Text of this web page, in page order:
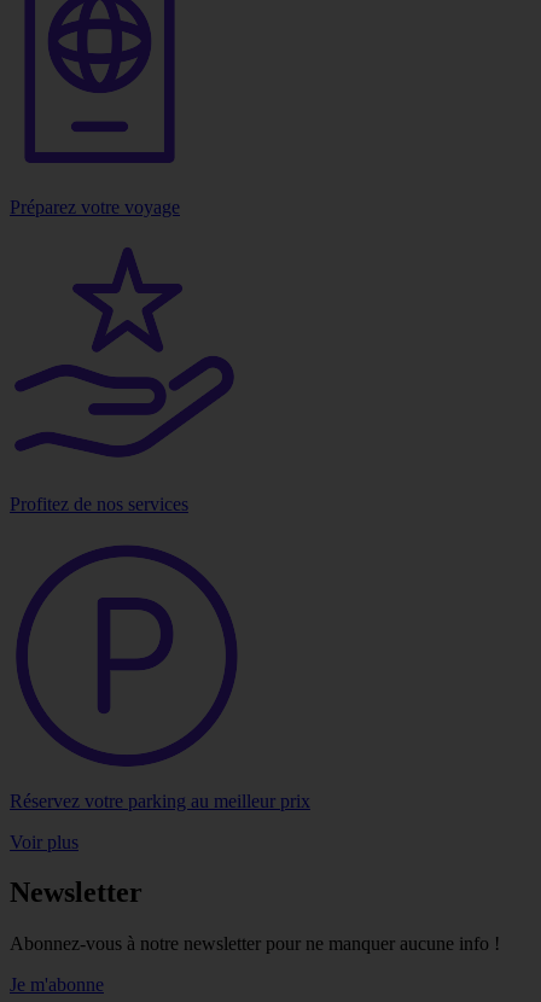
Préparez votre voyage
Profitez de nos services
Réservez votre parking au meilleur prix
Voir plus
Newsletter
Abonnez-vous à notre newsletter pour ne manquer aucune info !
Je m'abonne